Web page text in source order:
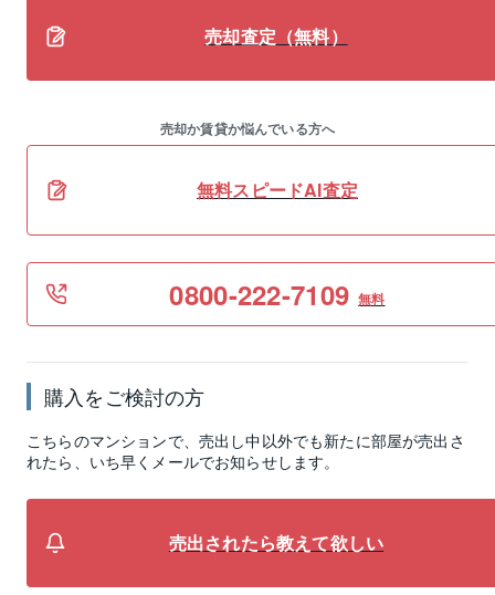
売却査定（無料）
売却か賃貸か悩んでいる方へ
無料スピードAI査定
0800-222-7109 無料
購入をご検討の方
こちらのマンションで、売出し中以外でも新たに部屋が売出さ
れたら、いち早くメールでお知らせします。
売出されたら教えて欲しい